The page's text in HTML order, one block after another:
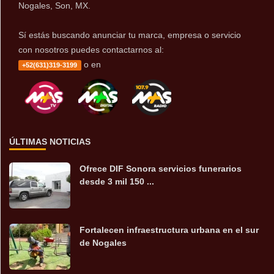
Nogales, Son, MX.
Sí estás buscando anunciar tu marca, empresa o servicio
con nosotros puedes contactarnos al:
+52(631)319-3199 o en
ÚLTIMAS NOTICIAS
Ofrece DIF Sonora servicios funerarios
desde 3 mil 150 ...
Fortalecen infraestructura urbana en el sur
de Nogales